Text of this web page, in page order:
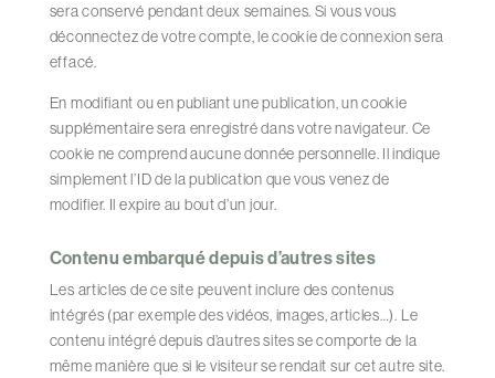
sera conservé pendant deux semaines. Si vous vous
déconnectez de votre compte, le cookie de connexion sera
effacé.
En modifiant ou en publiant une publication, un cookie
supplémentaire sera enregistré dans votre navigateur. Ce
cookie ne comprend aucune donnée personnelle. Il indique
simplement l’ID de la publication que vous venez de
modifier. Il expire au bout d’un jour.
Contenu embarqué depuis d’autres sites
Les articles de ce site peuvent inclure des contenus
intégrés (par exemple des vidéos, images, articles…). Le
contenu intégré depuis d’autres sites se comporte de la
même manière que si le visiteur se rendait sur cet autre site.